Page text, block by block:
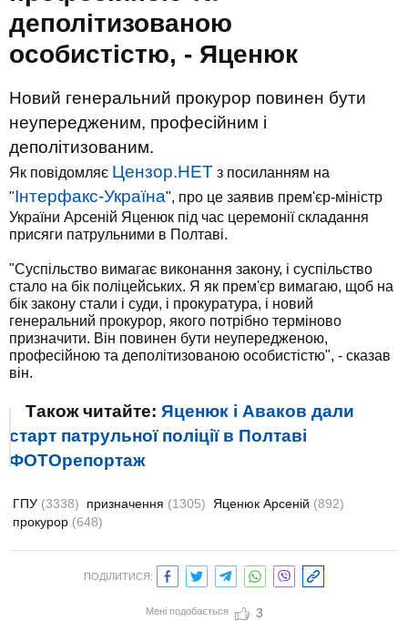
деполітизованою
особистістю, - Яценюк
Новий генеральний прокурор повинен бути
неупередженим, професійним і
деполітизованим.
Як повідомляє Цензор.НЕТ з посиланням на
"Інтерфакс-Україна", про це заявив прем'єр-міністр
України Арсеній Яценюк під час церемонії складання
присяги патрульними в Полтаві.
"Суспільство вимагає виконання закону, і суспільство
стало на бік поліцейських. Я як прем'єр вимагаю, щоб на
бік закону стали і суди, і прокуратура, і новий
генеральний прокурор, якого потрібно терміново
призначити. Він повинен бути неупередженою,
професійною та деполітизованою особистістю", - сказав
він.
Також читайте: Яценюк і Аваков дали
старт патрульної поліції в Полтаві
ФОТОрепортаж
ГПУ (3338) призначення (1305) Яценюк Арсеній (892)
прокурор (648)
ПОДІЛИТИСЯ:
Мені подобається 3